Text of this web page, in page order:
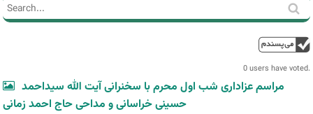
Search
Search
0 users have voted.
مراسم عزاداری شب اول محرم با سخنرانی آیت الله سیداحمد
حسینی خراسانی و مداحی حاج احمد زمانی